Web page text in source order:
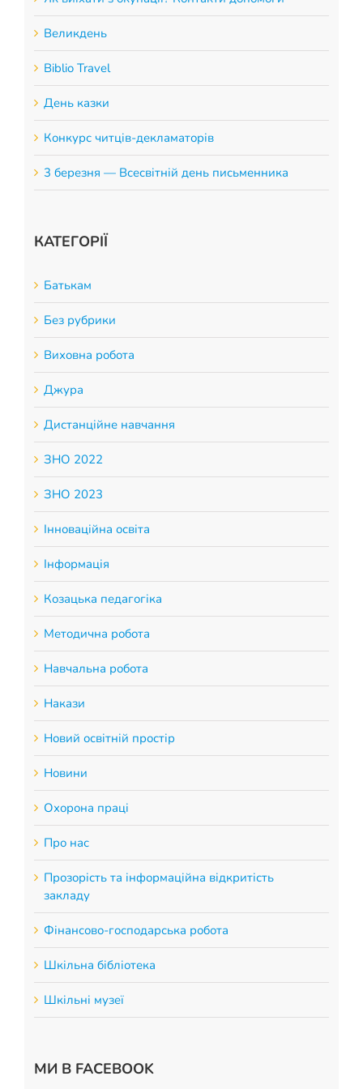
Великдень
Biblio Travel
День казки
Конкурс читців-декламаторів
3 березня — Всесвітній день письменника
КАТЕГОРІЇ
Батькам
Без рубрики
Виховна робота
Джура
Дистанційне навчання
ЗНО 2022
ЗНО 2023
Інноваційна освіта
Інформація
Козацька педагогіка
Методична робота
Навчальна робота
Накази
Новий освітній простір
Новини
Охорона праці
Про нас
Прозорість та інформаційна відкритість
закладу
Фінансово-господарська робота
Шкільна бібліотека
Шкільні музеї
МИ В FACEBOOK